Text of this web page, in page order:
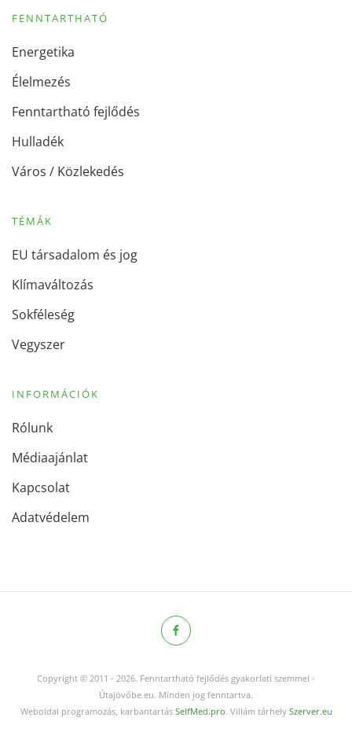
FENNTARTHATÓ
Energetika
Élelmezés
Fenntartható fejlődés
Hulladék
Város / Közlekedés
TÉMÁK
EU társadalom és jog
Klímaváltozás
Sokféleség
Vegyszer
INFORMÁCIÓK
Rólunk
Médiaajánlat
Kapcsolat
Adatvédelem
Copyright © 2011 - 2026. Fenntartható fejlődés gyakorlati szemmel -
Útajövőbe.eu. Minden jog fenntartva.
Weboldal programozás, karbantartás SelfMed.pro. Villám tárhely Szerver.eu